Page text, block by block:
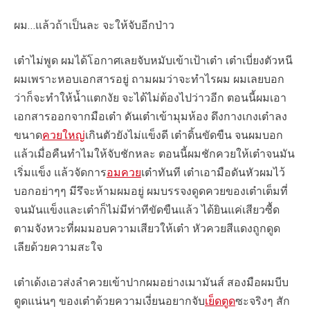
ผม…แล้วถ้าเป็นละ จะให้จับอีกป่าว
เต๋าไม่พูด ผมได้โอกาศเลยจับหมับเข้าเป้าเต๋า เต๋าเบี่ยงตัวหนี
ผมเพราะหอบเอกสารอยู่ ถามผมว่าจะทำไรผม ผมเลยบอก
ว่าก็จะทำให้น้ำแตกงัย จะได้ไม่ต้องไปว่าวอีก ตอนนี้ผมเอา
เอกสารออกจากมือเต๋า ดันเต๋าเข้ามุมห้อง ดึงกางเกงเต๋าลง
ขนาดควยใหญ่เกินตัวยังไม่แข็งดี เต๋าดิ้นขัดขืน จนผมบอก
แล้วเมื่อคืนทำไมให้จับชักหละ ตอนนี้ผมชักควยให้เต๋าจนมัน
เริ่มแข็ง แล้วจัดการอมควยเต๋าทันที เต๋าเอามือดันหัวผมไว้
บอกอย่าๆๆ มีรึจะห้ามผมอยู่ ผมบรรจงดูดควยของเต๋าเต็มที่
จนมันแข็งและเต๋าก็ไม่มีท่าทีขัดขืนแล้ว ได้ยินแค่เสียวซื้ด
ตามจังหวะที่ผมมอบความเสียวให้เต๋า หัวควยสีแดงถูกดูด
เลียด้วยความสะใจ
เต๋าเด้งเอวส่งลำควยเข้าปากผมอย่างเมามันส์ สองมือผมบีบ
ตูดแน่นๆ ของเต๋าด้วยความเงี่ยนอยากจับเย็ดตูดซะจริงๆ สัก